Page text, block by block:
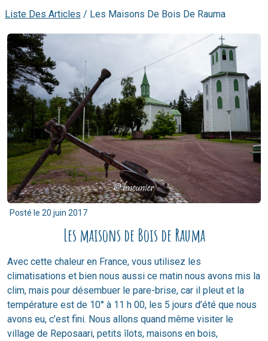
Liste Des Articles / Les Maisons De Bois De Rauma
Posté le 20 juin 2017
Les maisons de Bois de Rauma
Avec cette chaleur en France, vous utilisez les
climatisations et bien nous aussi ce matin nous avons mis la
clim, mais pour désembuer le pare-brise, car il pleut et la
température est de 10° à 11 h 00, les 5 jours d’été que nous
avons eu, c’est fini. Nous allons quand même visiter le
village de Reposaari, petits îlots, maisons en bois,